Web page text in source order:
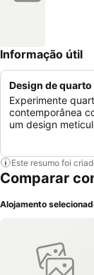
Informação útil
Design de
Experimente
contemporânea
um design
Este resumo foi
Comparar
Alojamento